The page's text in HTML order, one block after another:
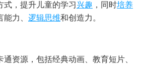
式，提升儿童的学习兴趣 ，同时培养
力、 逻辑思维和创造力。
资源，包括经典动画、教育短片、